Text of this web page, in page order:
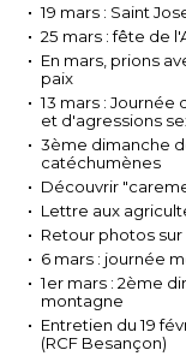
19 mars : Saint
25 mars : fête de
En mars, prions
paix
13 mars :
et d'agressions
3ème dimanche
catéchumènes
Découvrir
Lettre aux
Retour photos
6 mars : journée
1er mars : 2ème
montagne
Entretien du 19
(RCF Besançon)